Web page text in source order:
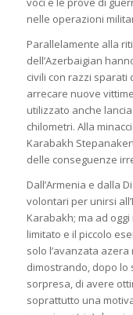
nelle operazioni
Parallelamente alla
dell’Azerbaigian
civili con razzi
arrecare nuove
utilizzato anche
chilometri. Alla
Karabakh
delle conseguenze
Dall’Armenia e dalla
volontari per unirsi
Karabakh; ma ad
limitato e il piccolo
solo l’avanzata
dimostrando, dopo lo
sorpresa, di avere
soprattutto una